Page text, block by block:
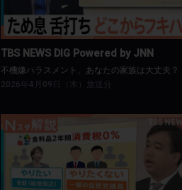
TBS NEWS DIG Powered by JNN
2026年4月09日（木）放送分
TBS NEWS DIG Powered by JNN
できるのか？消費税減税【Nスタ】